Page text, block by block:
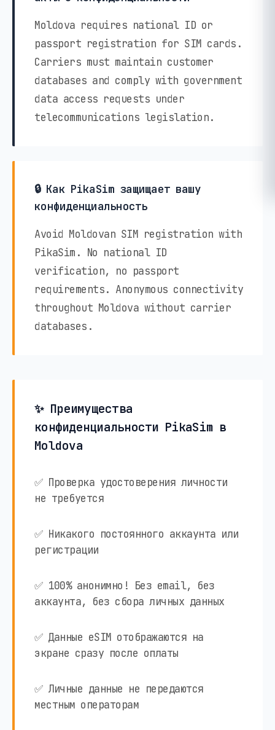
Moldova requires national ID or
passport registration for SIM cards.
Carriers must maintain customer
databases and comply with government
data access requests under
telecommunications legislation.
🔒 Как PikaSim защищает вашу
конфиденциальность
Avoid Moldovan SIM registration with
PikaSim. No national ID
verification, no passport
requirements. Anonymous connectivity
throughout Moldova without carrier
databases.
✨ Преимущества
конфиденциальности PikaSim в
Moldova
✅ Проверка удостоверения личности
не требуется
✅ Никакого постоянного аккаунта или
регистрации
✅ 100% анонимно! Без email, без
аккаунта, без сбора личных данных
✅ Данные eSIM отображаются на
экране сразу после оплаты
✅ Личные данные не передаются
местным операторам